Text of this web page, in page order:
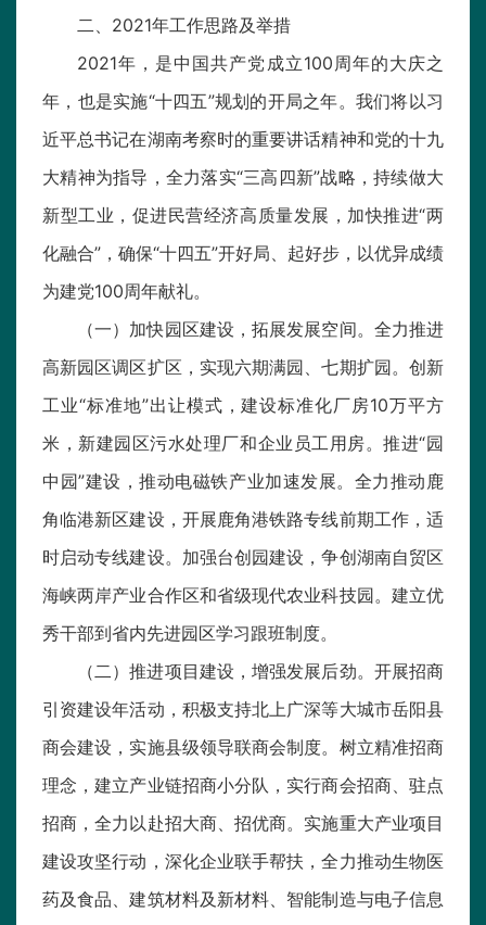
二、2021年工作思路及举措
2021年，是中国共产党成立100周年的大庆之
年，也是实施“十四五”规划的开局之年。我们将以习
近平总书记在湖南考察时的重要讲话精神和党的十九
大精神为指导，全力落实“三高四新”战略，持续做大
新型工业，促进民营经济高质量发展，加快推进“两
化融合”，确保“十四五”开好局、起好步，以优异成绩
为建党100周年献礼。
（一）加快园区建设，拓展发展空间。全力推进
高新园区调区扩区，实现六期满园、七期扩园。创新
工业“标准地”出让模式，建设标准化厂房10万平方
米，新建园区污水处理厂和企业员工用房。推进“园
中园”建设，推动电磁铁产业加速发展。全力推动鹿
角临港新区建设，开展鹿角港铁路专线前期工作，适
时启动专线建设。加强台创园建设，争创湖南自贸区
海峡两岸产业合作区和省级现代农业科技园。建立优
秀干部到省内先进园区学习跟班制度。
（二）推进项目建设，增强发展后劲。开展招商
引资建设年活动，积极支持北上广深等大城市岳阳县
商会建设，实施县级领导联商会制度。树立精准招商
理念，建立产业链招商小分队，实行商会招商、驻点
招商，全力以赴招大商、招优商。实施重大产业项目
建设攻坚行动，深化企业联手帮扶，全力推动生物医
药及食品、建筑材料及新材料、智能制造与电子信息